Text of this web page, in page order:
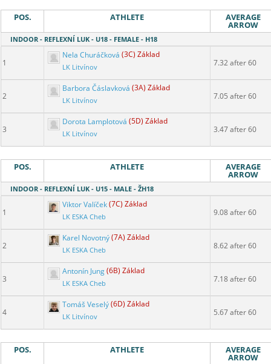
POS. ATHLETE AVERAGE
ARROW
INDOOR - REFLEXNÍ LUK - U18 - FEMALE - H18
1
Nela Churáčková (3C) Základ
LK Litvínov 7.32 after 60
2
Barbora Čáslavková (3A) Základ
LK Litvínov 7.05 after 60
3
Dorota Lamplotová (5D) Základ
LK Litvínov 3.47 after 60
POS. ATHLETE AVERAGE
ARROW
INDOOR - REFLEXNÍ LUK - U15 - MALE - ŽH18
1
Viktor Valíček(7C) Základ
LK ESKA Cheb 9.08 after 60
2
Karel Novotný(7A) Základ
LK ESKA Cheb 8.62 after 60
3
Antonín Jung(6B) Základ
LK ESKA Cheb 7.18 after 60
4
Tomáš Veselý(6D) Základ
LK Litvínov 5.67 after 60
POS. ATHLETE AVERAGE
ARROW